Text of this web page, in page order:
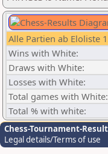
Alle Partien ab Eloliste
Wins with White:
Draws with White:
Losses with White:
Total games with White:
Total % with white:
Chess-Tournament-
Legal details/Terms of use